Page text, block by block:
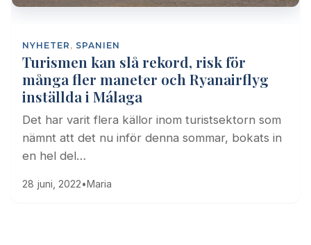
NYHETER , SPANIEN
Turismen kan slå rekord, risk för
många fler maneter och Ryanairflyg
inställda i Málaga
Det har varit flera källor inom turistsektorn som
nämnt att det nu inför denna sommar, bokats in
en hel del…
28 juni, 2022•Maria